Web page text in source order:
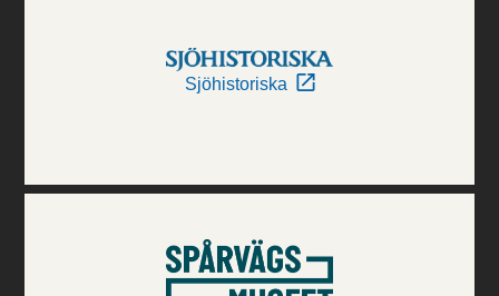
Sjöhistoriska